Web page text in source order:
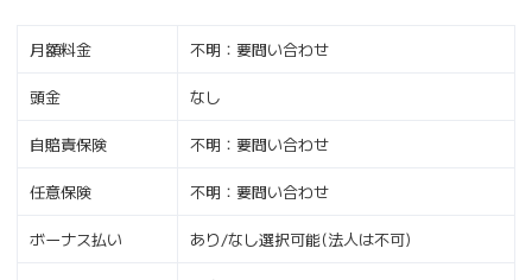
月額料金 不明：要問い合わせ
頭金 なし
自賠責保険 不明：要問い合わせ
任意保険 不明：要問い合わせ
ボーナス払い あり/なし選択可能(法人は不可)